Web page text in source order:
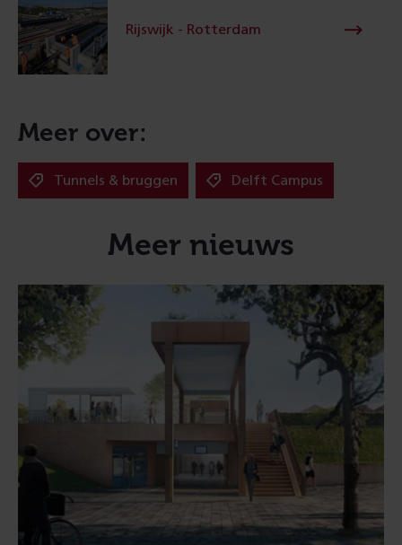
Rijswijk - Rotterdam
Meer over:
Tunnels & bruggen Delft Campus
Meer nieuws